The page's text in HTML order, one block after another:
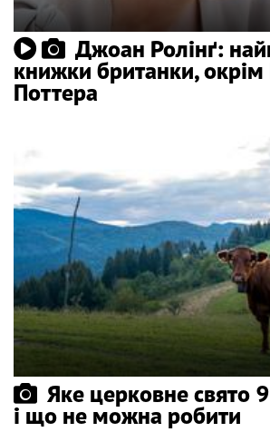
Джоан Ролінґ:
книжки британки, окрім
Поттера
Яке церковне свято
і що не можна робити